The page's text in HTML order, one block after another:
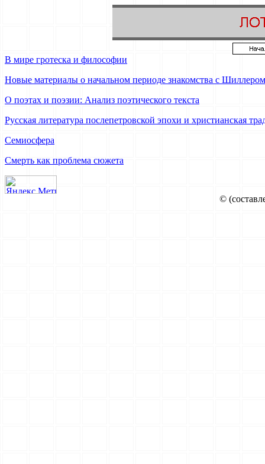
В мире гротеска и философии
Новые материалы о начальном периоде знакомства с Шиллером
О поэтах и поэзии: Анализ поэтического текста
Русская литература послепетровской эпохи и христианская
Семиосфера
Смерть как проблема сюжета
©